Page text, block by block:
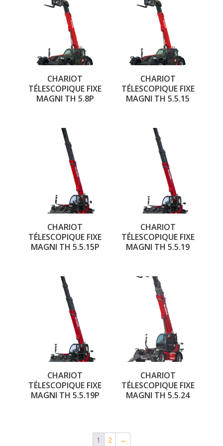
CHARIOT
TÉLESCOPIQUE FIXE
MAGNI TH 5.8P
CHARIOT
TÉLESCOPIQUE FIXE
MAGNI TH 5.5.15
CHARIOT
TÉLESCOPIQUE FIXE
MAGNI TH 5.5.15P
CHARIOT
TÉLESCOPIQUE FIXE
MAGNI TH 5.5.19
CHARIOT
TÉLESCOPIQUE FIXE
MAGNI TH 5.5.19P
CHARIOT
TÉLESCOPIQUE FIXE
MAGNI TH 5.5.24
1 2 →